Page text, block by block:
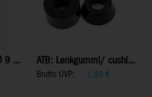
9 ... ATB: Lenkgummi/ cushi...
Brutto UVP: 1,99 €